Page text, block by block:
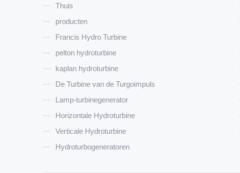
Thuis
producten
Francis Hydro Turbine
pelton hydroturbine
kaplan hydroturbine
De Turbine van de Turgoimpuls
Lamp-turbinegenerator
Horizontale Hydroturbine
Verticale Hydroturbine
Hydroturbogeneratoren